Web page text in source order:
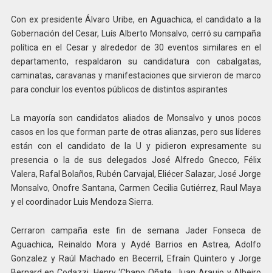
Con ex presidente Álvaro Uribe, en Aguachica, el candidato a la
Gobernación del Cesar, Luís Alberto Monsalvo, cerró su campaña
política en el Cesar y alrededor de 30 eventos similares en el
departamento, respaldaron su candidatura concabalgatas,
caminatas, caravanas y manifestaciones que sirvieron de marco
para concluir los eventos públicos de distintos aspirantes
La mayoría son candidatos aliados de Monsalvo y unos pocos
casos en los que forman parte de otras alianzas, pero sus líderes
están con el candidato de la U y pidieron expresamente su
presencia o la de sus delegados José Alfredo Gnecco, Félix
Valera, Rafal Bolaños, Rubén Carvajal, Eliécer Salazar, José Jorge
Monsalvo, Onofre Santana, Carmen Cecilia Gutiérrez, Raul Maya
y el coordinador Luis Mendoza Sierra.
Cerraron campaña este fin de semana Jader Fonseca de
Aguachica, Reinaldo Mora y Aydé Barrios en Astrea, Adolfo
Gonzalez y Raúl Machado en Becerril, Efraín Quintero y Jorge